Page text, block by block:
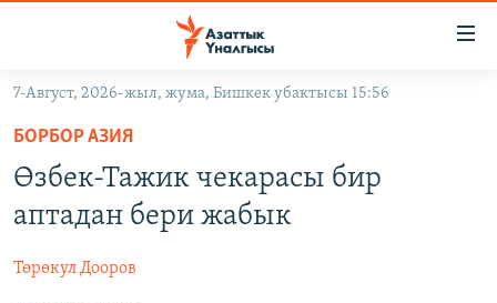
Навигацияга
өтүңүз
Издөөгө
салыңыз
КЫРГЫЗСТАН
ЭКОНОМИКА
БОРБОР АЗИЯ
АТАЙЫН ИЛИКТӨӨ
7-Август, 2026-жыл, жума, Бишкек убактысы 15:56
БОРБОР АЗИЯ
Өзбек-Тажик чекарасы бир
аптадан бери жабык
Төрөкул Дооров